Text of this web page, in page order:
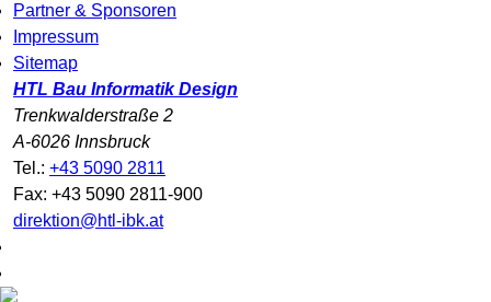
Partner & Sponsoren
Impressum
Sitemap
HTL Bau Informatik Design
Trenkwalderstraße 2
A-6026 Innsbruck
Tel.: +43 5090 2811
Fax: +43 5090 2811-900
direktion@htl-ibk.at